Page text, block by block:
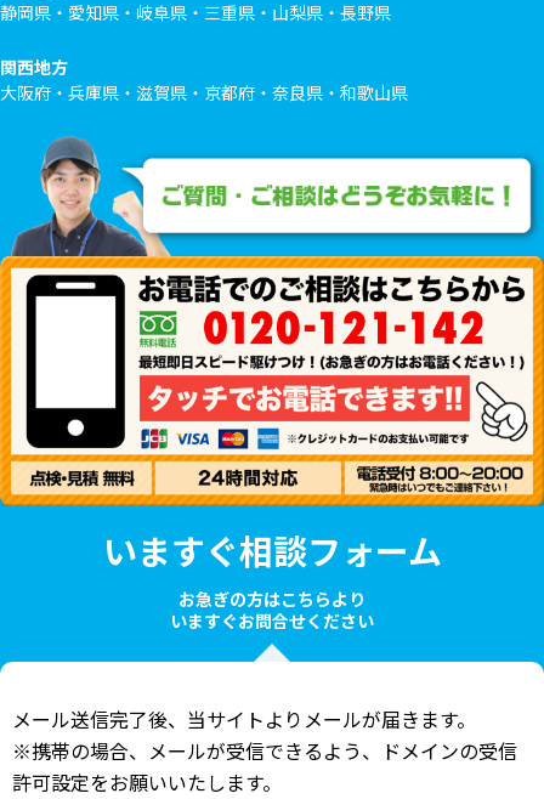
静岡県・愛知県・岐阜県・三重県・山梨県・長野県
関西地方
大阪府・兵庫県・滋賀県・京都府・奈良県・和歌山県
いますぐ相談フォーム
お急ぎの方はこちらより
いますぐお問合せください
メール送信完了後、当サイトよりメールが届きます。
※携帯の場合、メールが受信できるよう、ドメインの受信
許可設定をお願いいたします。